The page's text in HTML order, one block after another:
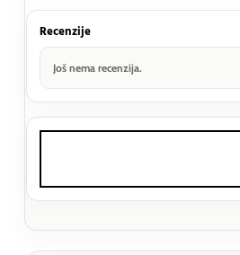
Recenzije
Još nema recenzija.